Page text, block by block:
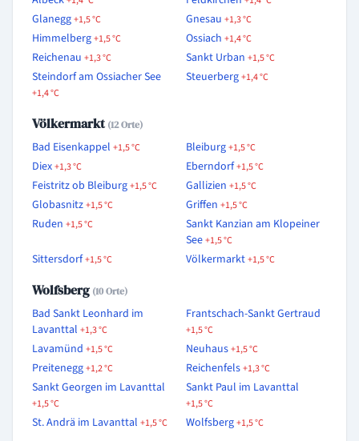
Glanegg+1,5 °C Gnesau +1,3 °C
Himmelberg+1,5 °C Ossiach +1,4 °C
Reichenau +1,3 °C Sankt Urban +1,5 °C
Steindorf am Ossiacher See
+1,4 °C
Steuerberg+1,4 °C
Völkermarkt(12 Orte)
Bad Eisenkappel +1,5 °C Bleiburg+1,5 °C
Diex+1,3 °C Eberndorf+1,5 °C
Feistritz ob Bleiburg+1,5 °C Gallizien +1,5 °C
Globasnitz+1,5 °C Griffen +1,5 °C
Ruden +1,5 °C
Sankt Kanzian am Klopeiner
See+1,5 °C
Sittersdorf+1,5 °C Völkermarkt+1,5 °C
Wolfsberg (10 Orte)
Bad Sankt Leonhard im
Lavanttal +1,3 °C
Frantschach-Sankt Gertraud
+1,5 °C
Lavamünd +1,5 °C Neuhaus+1,5 °C
Preitenegg+1,2 °C Reichenfels+1,3 °C
Sankt Georgen im Lavanttal
+1,5 °C
Sankt Paul im Lavanttal
+1,5 °C
St. Andrä im Lavanttal +1,5 °C Wolfsberg+1,5 °C